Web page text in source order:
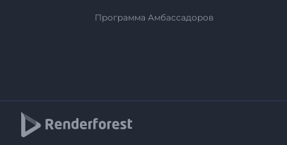
Программа Амбассадоров